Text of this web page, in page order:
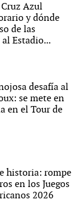
Azul
y dónde
de las
Estadio...
desafía al
se mete en
en el Tour de
historia: rompe
en los Juegos
2026